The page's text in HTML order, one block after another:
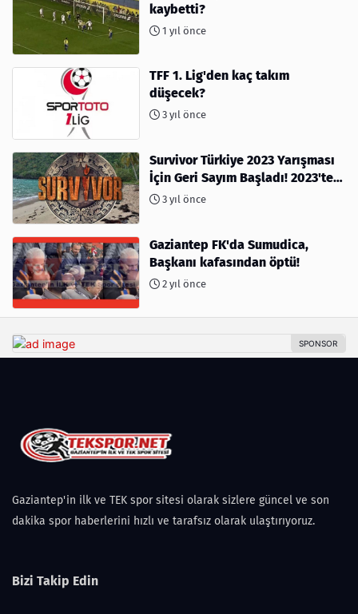
kaybetti?
1 yıl önce
TFF 1. Lig'den kaç takım
düşecek?
3 yıl önce
Survivor Türkiye 2023 Yarışması
İçin Geri Sayım Başladı! 2023'te
kimler var?
3 yıl önce
Gaziantep FK'da Sumudica,
Başkanı kafasından öptü!
2 yıl önce
Gaziantep'in ilk ve TEK spor sitesi olarak sizlere güncel ve son
dakika spor haberlerini hızlı ve tarafsız olarak ulaştırıyoruz.
Bizi Takip Edin